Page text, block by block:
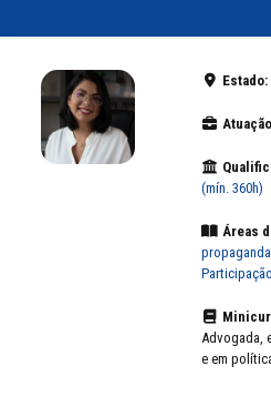
Estado:
(mín. 360h)
Áreas
Advogada,
e em